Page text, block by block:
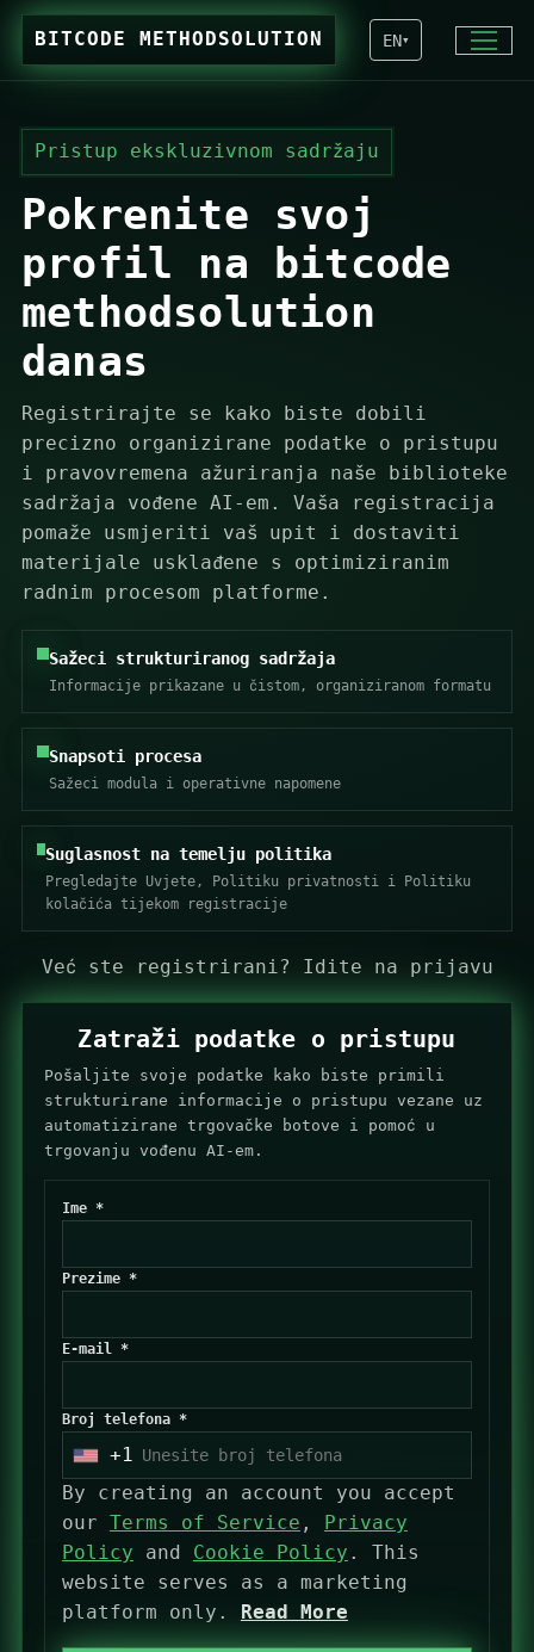
BITCODE METHODSOLUTION EN▾
Pristup ekskluzivnom sadržaju
Pokrenite svoj
profil na bitcode
methodsolution
danas
Registrirajte se kako biste dobili
precizno organizirane podatke o pristupu
i pravovremena ažuriranja naše biblioteke
sadržaja vođene AI-em. Vaša registracija
pomaže usmjeriti vaš upit i dostaviti
materijale usklađene s optimiziranim
radnim procesom platforme.
Sažeci strukturiranog sadržaja
Informacije prikazane u čistom, organiziranom formatu
Snapsoti procesa
Sažeci modula i operativne napomene
Suglasnost na temelju politika
Pregledajte Uvjete, Politiku privatnosti i Politiku
kolačića tijekom registracije
Već ste registrirani? Idite na prijavu
Zatraži podatke o pristupu
Pošaljite svoje podatke kako biste primili
strukturirane informacije o pristupu vezane uz
automatizirane trgovačke botove i pomoć u
trgovanju vođenu AI-em.
Ime *
Prezime *
E-mail *
Broj telefona *
U
i
t
e
d
S
+1
By creating an account you accept
our Terms of Service ,
Privacy
Policy and Cookie Policy . This
website serves as a marketing
platform only.
Read More